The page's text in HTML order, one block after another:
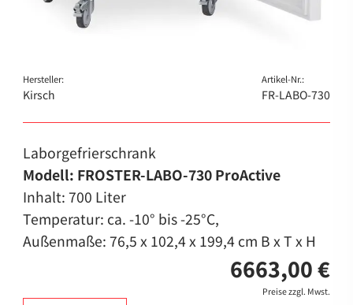
Hersteller:
Kirsch
Artikel-Nr.:
FR-LABO-730
Laborgefrierschrank
Modell: FROSTER-LABO-730 ProActive
Inhalt: 700 Liter
Temperatur: ca. -10° bis -25°C,
Außenmaße: 76,5 x 102,4 x 199,4 cm B x T x H
6663,00 €
Preise zzgl. Mwst.